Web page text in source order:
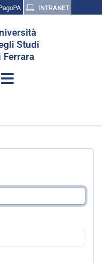
INTRANET
Studi
Ferrara